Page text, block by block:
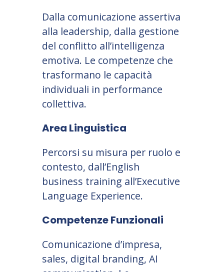
Dalla comunicazione assertiva
alla leadership, dalla gestione
del conflitto all’intelligenza
emotiva. Le competenze che
trasformano le capacità
individuali in performance
collettiva.
Area Linguistica
Percorsi su misura per ruolo e
contesto, dall’English
business training all’Executive
Language Experience.
Competenze Funzionali
Comunicazione d’impresa,
sales, digital branding, AI